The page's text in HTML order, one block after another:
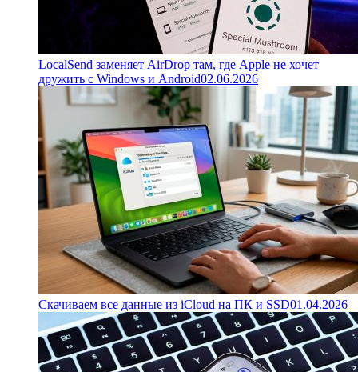
LocalSend заменяет AirDrop там, где Apple не хочет
дружить с Windows и Android02.06.2026
Скачиваем все данные из iCloud на ПК и SSD01.04.2026